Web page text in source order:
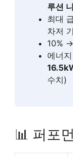
루션
최대
차저
10%
에너
수치)
📊 퍼포